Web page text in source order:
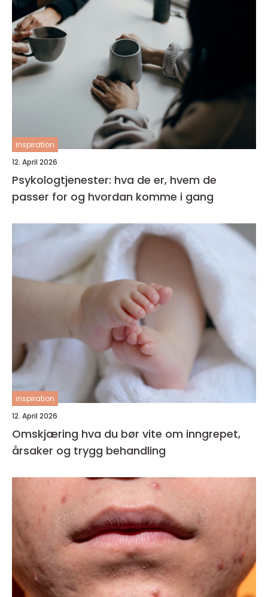
inspiration
12. April 2026
Psykologtjenester: hva de er, hvem de
passer for og hvordan komme i gang
inspiration
12. April 2026
Omskjæring hva du bør vite om inngrepet,
årsaker og trygg behandling